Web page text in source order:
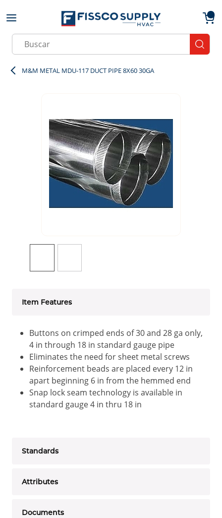
Skip to main content
Site Search
M&M METAL MDU-117 DUCT PIPE 8X60 30GA
Item Features
Buttons on crimped ends of 30 and 28 ga only,
4 in through 18 in standard gauge pipe
Eliminates the need for sheet metal screws
Reinforcement beads are placed every 12 in
apart beginning 6 in from the hemmed end
Snap lock seam technology is available in
standard gauge 4 in thru 18 in
Standards
Attributes
Documents